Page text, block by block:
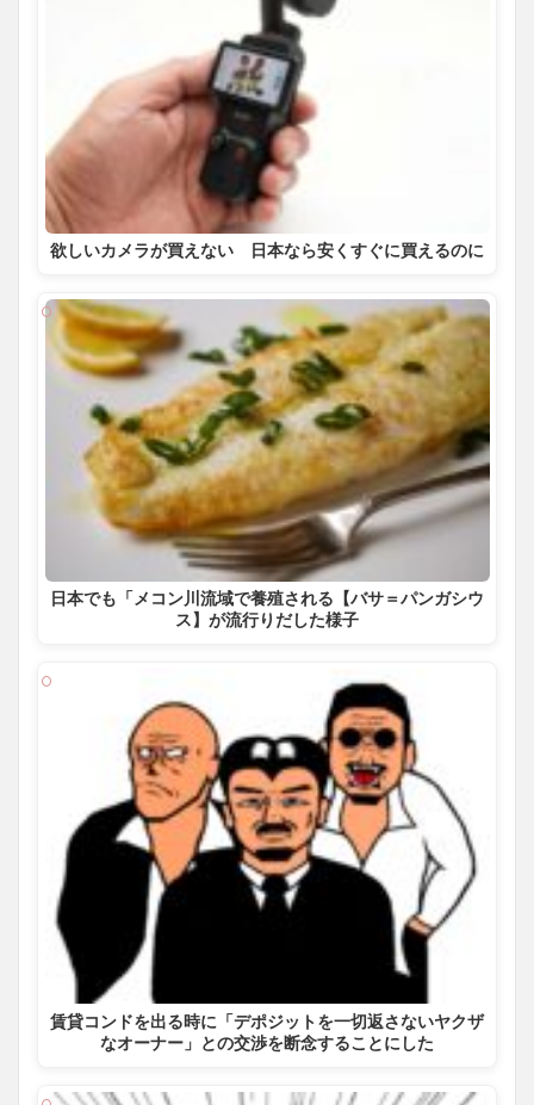
欲しいカメラが買えない 日本なら安くすぐに買えるのに
日本でも「メコン川流域で養殖される【バサ＝パンガシウ
ス】が流行りだした様子
賃貸コンドを出る時に「デポジットを一切返さないヤクザ
なオーナー」との交渉を断念することにした